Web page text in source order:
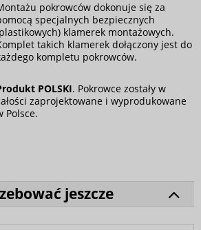
pokrowców dokonuje się za
specjalnych bezpiecznych
klamerek montażowych.
takich klamerek dołączony jest do
kompletu pokrowców.
POLSKI. Pokrowce zostały w
zaprojektowane i wyprodukowane
Polsce.
jeszcze